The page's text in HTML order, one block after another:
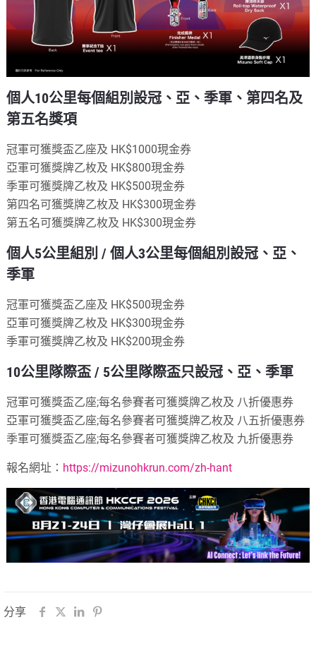
個人10公里每個組別設冠、亞、季軍、第四名及
第五名獎項
冠軍可獲獎盃乙座及 HK$1000現金券
亞軍可獲獎牌乙枚及 HK$800現金券
季軍可獲獎牌乙枚及 HK$500現金券
第四名可獲獎牌乙枚及 HK$300現金券
第五名可獲獎牌乙枚及 HK$300現金券
個人5公里組別 / 個人3公里每個組別設冠、亞、
季軍
冠軍可獲獎盃乙座及 HK$500現金券
亞軍可獲獎牌乙枚及 HK$300現金券
季軍可獲獎牌乙枚及 HK$200現金券
10公里隊際盃 / 5公里隊際盃只設冠、亞、季軍
冠軍可獲獎盃乙座;每名參賽者可獲獎牌乙枚及 八折優惠券
亞軍可獲獎盃乙座;每名參賽者可獲獎牌乙枚及 八五折優惠券
季軍可獲獎盃乙座;每名參賽者可獲獎牌乙枚及 九折優惠券
報名網址： https://mizunohkrun.com/zh-hant
分享